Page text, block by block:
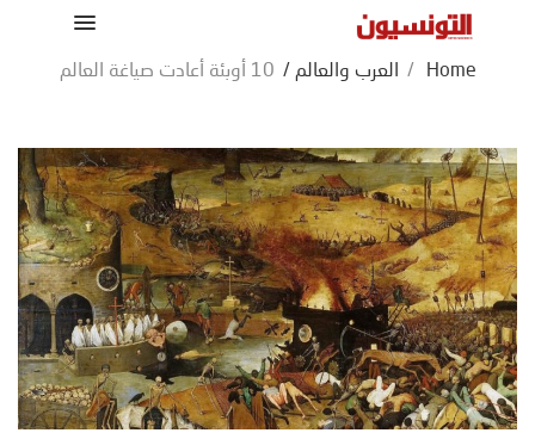
Home
/ العرب والعالم / 10 أوبئة أعادت صياغة العالم